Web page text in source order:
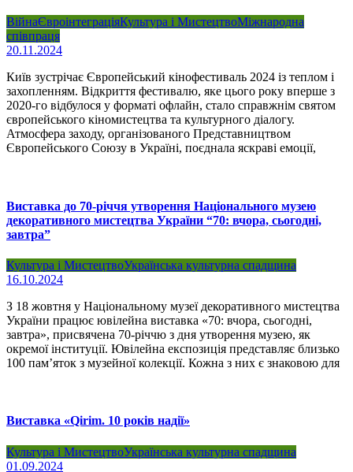
ВійнаЄвроінтеграціяКультура і МистецтвоМіжнародна
співпраця
20.11.2024
Київ зустрічає Європейський кінофестиваль 2024 із теплом і
захопленням. Відкриття фестивалю, яке цього року вперше з
2020-го відбулося у форматі офлайн, стало справжнім святом
європейського кіномистецтва та культурного діалогу.
Атмосфера заходу, організованого Представництвом
Європейського Союзу в Україні, поєднала яскраві емоції,
Виставка до 70-річчя утворення Національного музею
декоративного мистецтва України “70: вчора, сьогодні,
завтра”
Культура і МистецтвоУкраїнська культурна спадщина
16.10.2024
З 18 жовтня у Національному музеї декоративного мистецтва
України працює ювілейна виставка «70: вчора, сьогодні,
завтра», присвячена 70-річчю з дня утворення музею, як
окремої інституції. Ювілейна експозиція представляє близько
100 пам’яток з музейної колекції. Кожна з них є знаковою для
Виставка «Qirim. 10 років надії»
Культура і МистецтвоУкраїнська культурна спадщина
01.09.2024